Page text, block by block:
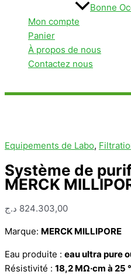
Bonne
Mon compte
Panier
À propos de nous
Contactez nous
Equipements de Labo,
Système de
MERCK
824.303,00 د.ج
Marque: MERCK MILLIPORE
Eau produite : eau ultra pure
Résistivité : 18,2 MΩ·cm à 25